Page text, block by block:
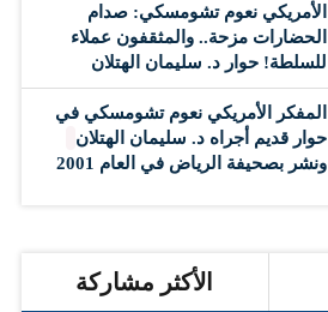
الأمريكي نعوم تشومسكي: صدام
الحضارات مزحة.. والمثقفون عملاء
للسلطة! حوار د. سليمان الهتلان
المفكر الأمريكي نعوم تشومسكي في
حوار قديم أجراه د. سليمان الهتلان
ونشر بصحيفة الرياض في العام 2001
الأكثر مشاركة